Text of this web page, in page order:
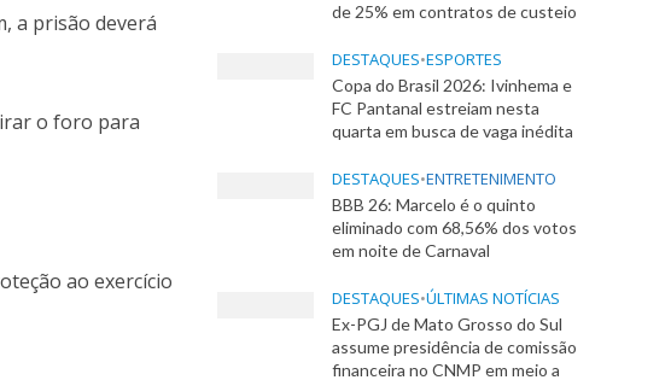
a prisão deverá
o foro para
ao exercício
de 25% em contratos de custeio
DESTAQUES•ESPORTES
Copa do Brasil 2026: Ivinhema e
FC Pantanal estreiam nesta
quarta em busca de vaga inédita
DESTAQUES•ENTRETENIMENTO
BBB 26: Marcelo é o quinto
eliminado com 68,56% dos votos
em noite de Carnaval
DESTAQUES•ÚLTIMAS NOTÍCIAS
Ex-PGJ de Mato Grosso do Sul
assume presidência de comissão
financeira no CNMP em meio a